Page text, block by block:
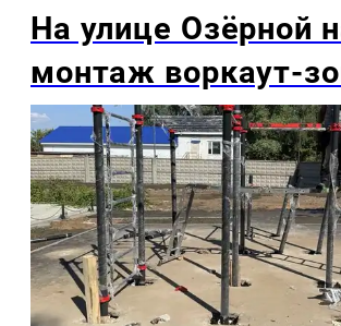
На улице Озëрной
монтаж воркаут-